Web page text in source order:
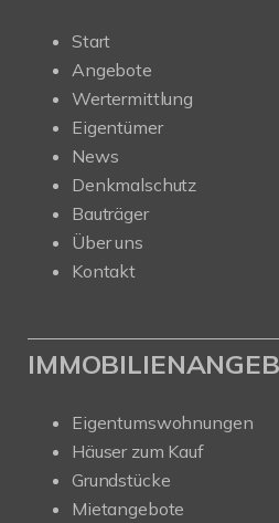
Start
Angebote
Wertermittlung
Eigentümer
News
Denkmalschutz
Bauträger
Über uns
Kontakt
Eigentumswohnungen
Häuser zum Kauf
Grundstücke
Mietangebote